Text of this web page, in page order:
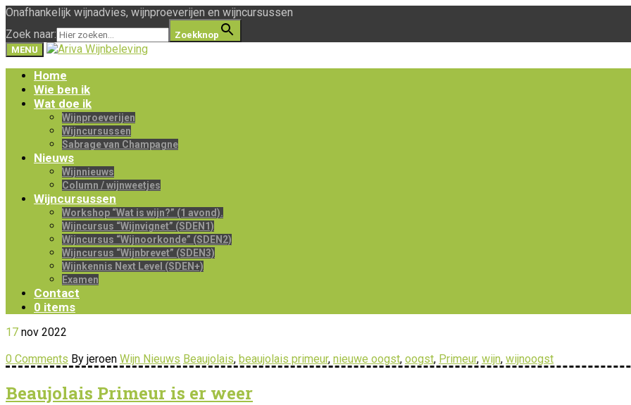
Onafhankelijk wijnadvies, wijnproeverijen en wijncursussen
Zoek naar:
Zoekknop
MENU
Home
Wie ben ik
Wat doe ik
Wijnproeverijen
Wijncursussen
Sabrage van Champagne
Nieuws
Wijnnieuws
Column / wijnweetjes
Wijncursussen
Workshop “Wat is wijn?” (1 avond).
Wijncursus “Wijnvignet” (SDEN1)
Wijncursus “Wijnoorkonde” (SDEN2)
Wijncursus “Wijnbrevet” (SDEN3)
Wijnkennis Next Level (SDEN+)
Examen
Contact
0 items
17 nov 2022
0 Comments By jeroen Wijn Nieuws Beaujolais, beaujolais primeur, nieuwe oogst, oogst, Primeur, wijn, wijnoogst
Beaujolais Primeur is er weer